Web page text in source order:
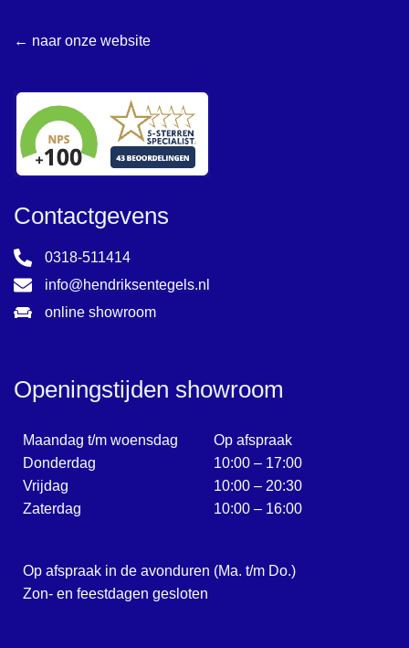
← naar onze website
Contactgevens
0318-511414
info@hendriksentegels.nl
online showroom
Openingstijden showroom
Maandag t/m woensdag
Donderdag
Vrijdag
Zaterdag
Op afspraak
10:00 – 17:00
10:00 – 20:30
10:00 – 16:00
Op afspraak in de avonduren (Ma. t/m Do.)
Zon- en feestdagen gesloten